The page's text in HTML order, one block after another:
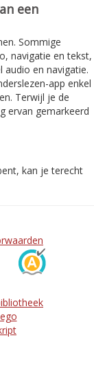
een
Sommige
navigatie en tekst,
audio en navigatie.
app enkel
Terwijl je de
ervan gemarkeerd
kan je terecht